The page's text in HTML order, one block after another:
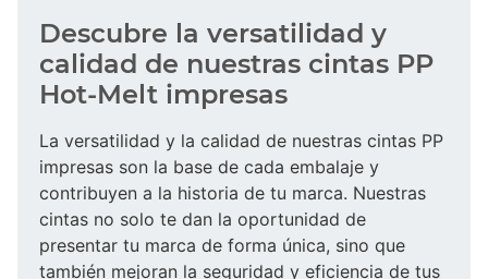
Descubre la versatilidad y
calidad de nuestras cintas PP
Hot-Melt impresas
La versatilidad y la calidad de nuestras cintas PP
impresas son la base de cada embalaje y
contribuyen a la historia de tu marca. Nuestras
cintas no solo te dan la oportunidad de
presentar tu marca de forma única, sino que
también mejoran la seguridad y eficiencia de tus